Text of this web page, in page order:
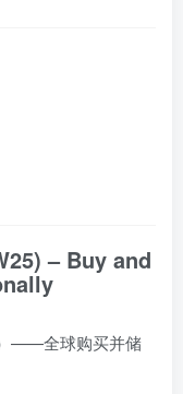
– Buy and
——全球购买并储